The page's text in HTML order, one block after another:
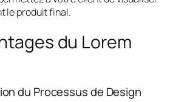
le produit final.
du Lorem
du Processus de Design